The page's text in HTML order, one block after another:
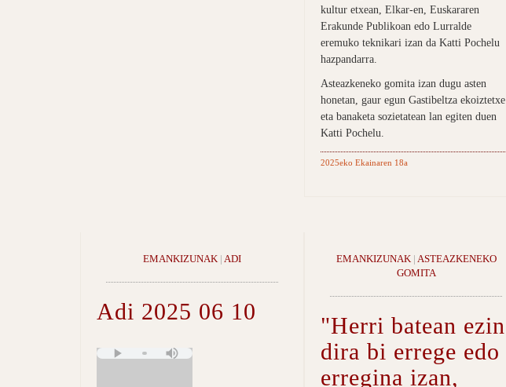
kultur etxean, Elkar-en, Euskararen
Erakunde Publikoan edo Lurralde
eremuko teknikari izan da Katti Pochelu
hazpandarra.
Asteazkeneko gomita izan dugu asten
honetan, gaur egun Gastibeltza ekoiztetxe
eta banaketa sozietatean lan egiten duen
Katti Pochelu.
2025eko Ekainaren 18a
EMANKIZUNAK | ADI
Adi 2025 06 10
EMANKIZUNAK| ASTEAZKENEKO
GOMITA
"Herri batean ezin
dira bi errege edo
erregina izan,